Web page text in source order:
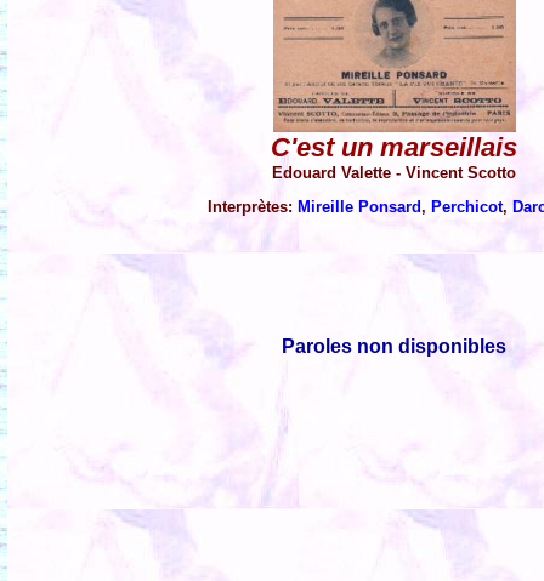
C'est un marseillais
Edouard Valette - Vincent Scotto
Interprètes: Mireille Ponsard, Perchicot,
Paroles non disponibles